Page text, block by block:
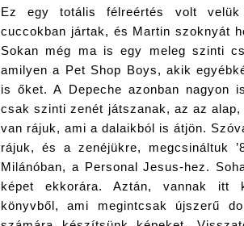
Ez egy totális félreértés volt velük
cuccokban jártak, és Martin szoknyát
Sokan még ma is egy meleg szinti
amilyen a Pet Shop Boys, akik
is őket. A Depeche azonban nagyon
csak szinti zenét játszanak, az az
van rájuk, ami a dalaikból is átjön.
rájuk, és a zenéjükre, megcsináltuk
Milánóban, a Personal Jesus-hez.
képet ekkorára. Aztán, vannak itt
könyvből, ami megintcsak újszerű